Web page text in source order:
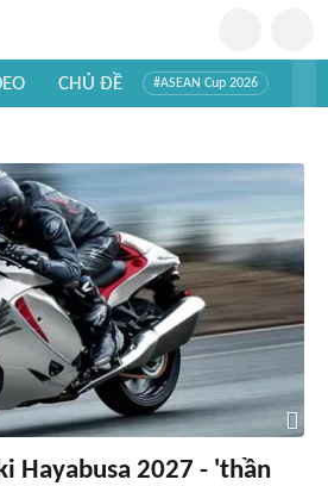
CHỦ ĐỀ #ASEAN Cup 2026
Hayabusa 2027 - 'thần